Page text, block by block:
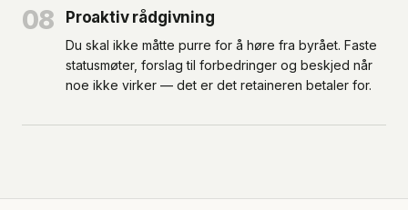
08 Proaktiv rådgivning
Du skal ikke måtte purre for å høre fra byrået. Faste
statusmøter, forslag til forbedringer og beskjed når
noe ikke virker — det er det retaineren betaler for.